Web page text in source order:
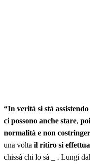
“In verità si stà
ci possono anche stare,
normalità e non
una volta il ritiro si
chissà chi lo sà _ . Lungi